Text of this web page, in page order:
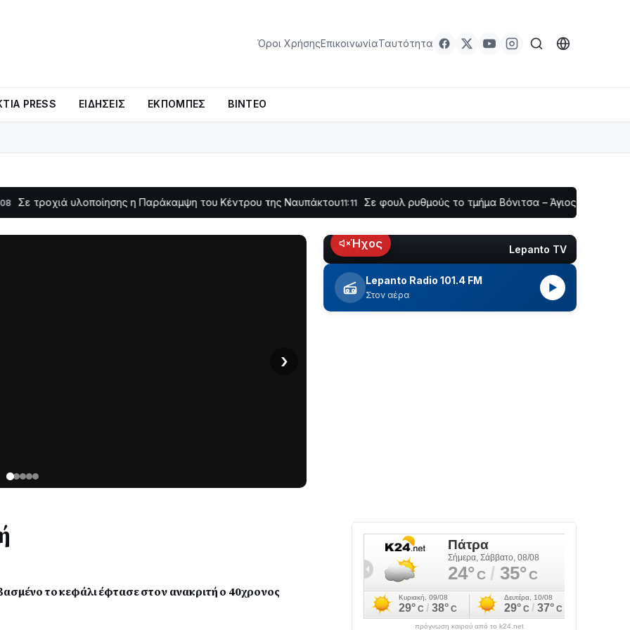
Όροι ΧρήσηςΕπικοινωνίαΤαυτότητα
PRESS ΕΙΔΉΣΕΙΣ ΕΚΠΟΜΠΈΣ ΒΊΝΤΕΟ
υλοποίησης η Παράκαμψη του Κέντρου της Ναυπάκτου11:11 Σε φουλ ρυθμούς το τμήμα Βόνιτσα – Άγιος Νικόλαος |
›
LIVE Lepanto TV
Ήχος
Lepanto Radio 101.4 FM
Στον αέρα
▶
το κεφάλι έφτασε στον ανακριτή ο 40χρονος
πρόγνωση καιρού από το k24.net